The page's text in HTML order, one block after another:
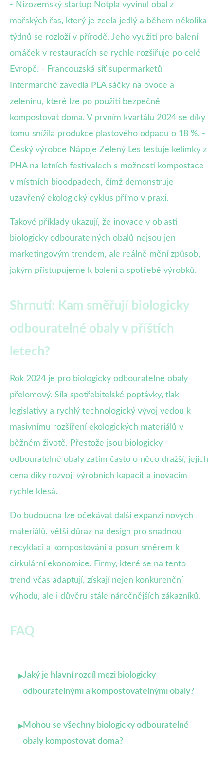
- Nizozemský startup Notpla vyvinul obal z
mořských řas, který je zcela jedlý a během několika
týdnů se rozloží v přírodě. Jeho využití pro balení
omáček v restauracích se rychle rozšiřuje po celé
Evropě. - Francouzská síť supermarketů
Intermarché zavedla PLA sáčky na ovoce a
zeleninu, které lze po použití bezpečně
kompostovat doma. V prvním kvartálu 2024 se díky
tomu snížila produkce plastového odpadu o 18 %. -
Český výrobce Nápoje Zelený Les testuje kelímky z
PHA na letních festivalech s možností kompostace
v místních bioodpadech, čímž demonstruje
uzavřený ekologický cyklus přímo v praxi.
Takové příklady ukazují, že inovace v oblasti
biologicky odbouratelných obalů nejsou jen
marketingovým trendem, ale reálně mění způsob,
jakým přistupujeme k balení a spotřebě výrobků.
Shrnutí: Kam směřují biologicky
odbouratelné obaly v příštích
letech?
Rok 2024 je pro biologicky odbouratelné obaly
přelomový. Síla spotřebitelské poptávky, tlak
legislativy a rychlý technologický vývoj vedou k
masivnímu rozšíření ekologických materiálů v
běžném životě. Přestože jsou biologicky
odbouratelné obaly zatím často o něco dražší, jejich
cena díky rozvoji výrobních kapacit a inovacím
rychle klesá.
Do budoucna lze očekávat další expanzi nových
materiálů, větší důraz na design pro snadnou
recyklaci a kompostování a posun směrem k
cirkulární ekonomice. Firmy, které se na tento
trend včas adaptují, získají nejen konkurenční
výhodu, ale i důvěru stále náročnějších zákazníků.
FAQ
▸Jaký je hlavní rozdíl mezi biologicky
odbouratelnými a kompostovatelnými obaly?
▸Mohou se všechny biologicky odbouratelné
obaly kompostovat doma?